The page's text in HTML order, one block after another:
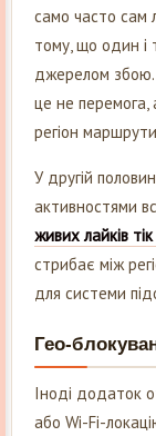
само часто сам
тому, що один і
джерелом збою.
це не перемога,
регіон
У другій
активностями
живих лайків
стрибає між
для системи
Гео-
Іноді додаток
або Wi-Fi-